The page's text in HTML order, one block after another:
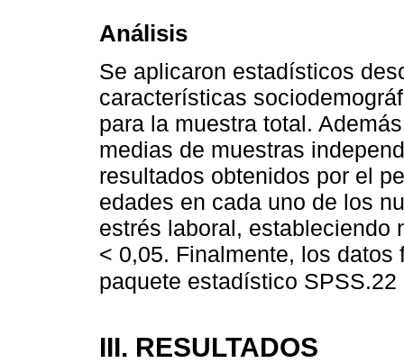
Análisis
Se aplicaron estadísticos
características
para la muestra total.
medias de muestras
resultados obtenidos por el
edades en cada uno de los
estrés laboral, estableciendo
< 0,05. Finalmente, los
paquete estadístico
III. RESULTADOS